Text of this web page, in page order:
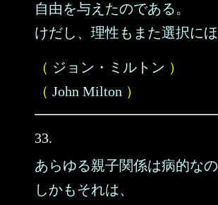
自由を与えたのである。
けだし、理性もまた選択にほ
（ ジョン・ミルトン ）
（ John Milton ）
33.
あらゆる親子関係は病的なの
しかもそれは、